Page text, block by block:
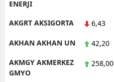
ENERJI
AKGRT AKSIGORTA 6,43
AKHAN AKHAN UN 42,20
AKMGY AKMERKEZ
GMYO
258,00